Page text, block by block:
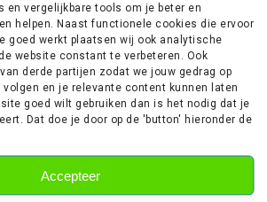
en vergelijkbare tools om je beter en
helpen. Naast functionele cookies die ervoor
goed werkt plaatsen wij ook analytische
website constant te verbeteren. Ook
derde partijen zodat we jouw gedrag op
en je relevante content kunnen laten
goed wilt gebruiken dan is het nodig dat je
Dat doe je door op de 'button' hieronder de
Accepteer
IN GESPREK MET FRANSE
PARIS SAINT-GERMAIN’
EREDIVISIE NIEUWS